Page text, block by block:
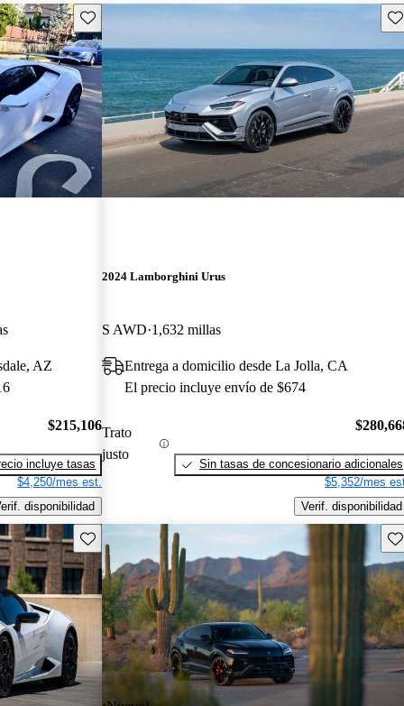
Guarda este Aviso
AZ
$215,106
incluye tasas
$4,250/mes est.
disponibilidad
2024 Lamborghini Urus
S AWD 1,632 millas
Entrega a domicilio desde La Jolla, CA
El precio incluye envío de $674
Trato
justo
Sin tasas de concesionario adicionales
$5,352/mes
Verif. disponibilidad
Guarda este Aviso